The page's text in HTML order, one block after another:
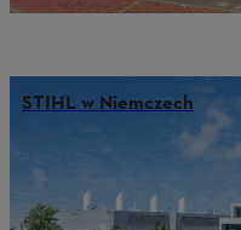
STIHL w Niemczech